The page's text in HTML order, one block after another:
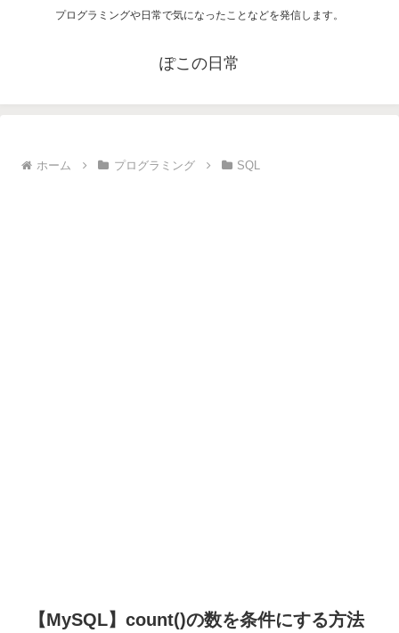
プログラミングや日常で気になったことなどを発信します。
ぽこの日常
ホーム プログラミング SQL
【MySQL】count()の数を条件にする方法